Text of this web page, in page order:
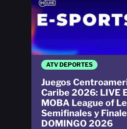
ATV DEPORTES
Juegos
Caribe 2026: LIVE
MOBA League of
Semifinales y
DOMINGO 2026